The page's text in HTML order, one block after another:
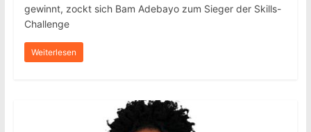
gewinnt, zockt sich Bam Adebayo zum Sieger der Skills-
Challenge
Weiterlesen